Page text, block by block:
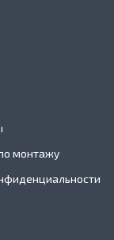
монтажу